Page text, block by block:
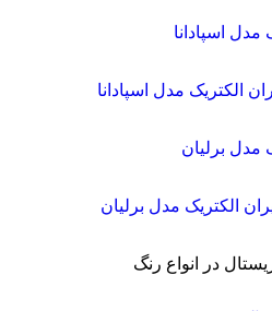
الکتریک مدل اسپادانا
الکتریک مدل برلیان